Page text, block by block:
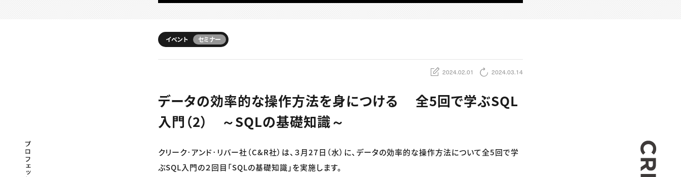
イベント セミナー
2024.02.01 2024.03.14
データの効率的な操作方法を身につける 全5回で学ぶSQL
入門（2） ～SQLの基礎知識～
クリーク･アンド･リバー社（C&R社）は、３月27日（水）に、データの効率的な操作方法について全5回で学
ぶSQL入門の２回目「SQLの基礎知識」を実施します。